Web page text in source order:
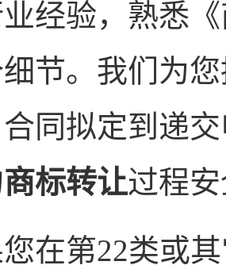
经验，熟悉
节。我们为
同拟定到递
商标转让过程
在第22类或